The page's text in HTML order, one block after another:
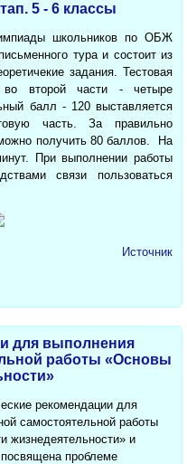
5 - 6 классы
школьников по ОБЖ
тура и состоит из
задания. Тестовая
второй части - четыре
балл - 120 выставляется
часть. За правильно
получить 80 баллов. На
При выполнении работы
связи пользоваться
Источник
для выполнения
работы «Основы
рекомендации для
самостоятельной работы
жизнедеятельности» и
проблеме